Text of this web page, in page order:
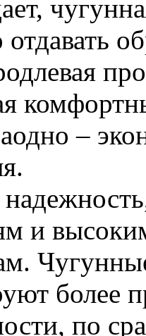
–
и
более
по